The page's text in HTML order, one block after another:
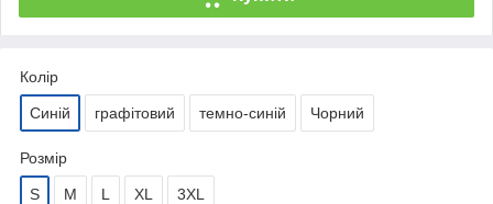
Колір
Синій графітовий темно-синій Чорний
Розмір
S M L XL 3XL